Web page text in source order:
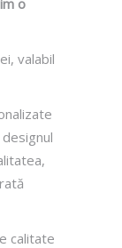
valabil
calitate